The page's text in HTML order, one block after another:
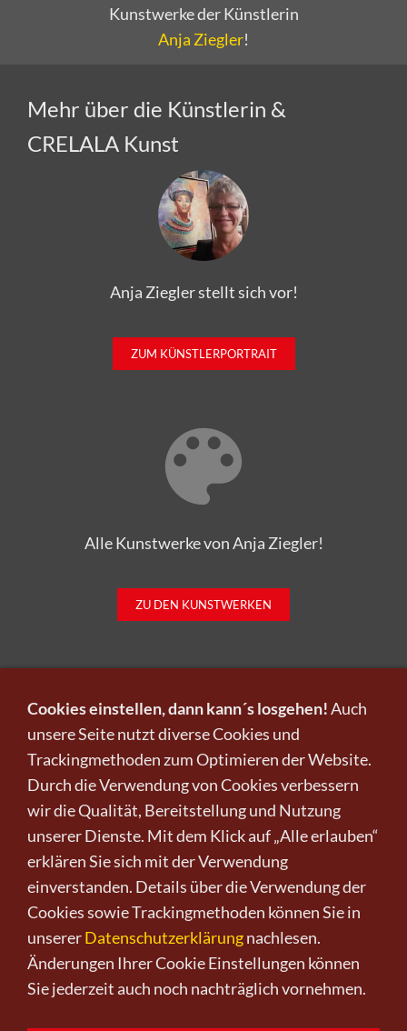
Kunstwerke der Künstlerin
Anja Ziegler!
Mehr über die Künstlerin &
CRELALA Kunst
Anja Ziegler stellt sich vor!
ZUM KÜNSTLERPORTRAIT
Alle Kunstwerke von Anja Ziegler!
ZU DEN KUNSTWERKEN
Infos zu Verkauf und Versand!
Kunst kaufenKunst verkaufen KontaktWirNewsletter Datenschutz
Cookies einstellen, dann kann´s losgehen!Auch
unsere Seite nutzt diverse Cookies und
Trackingmethoden zum Optimieren der Website.
Durch die Verwendung von Cookies verbessern
wir die Qualität, Bereitstellung und Nutzung
unserer Dienste. Mit dem Klick auf „Alle erlauben“
erklären Sie sich mit der Verwendung
einverstanden. Details über die Verwendung der
Cookies sowie Trackingmethoden können Sie in
unsererDatenschutzerklärungnachlesen.
Änderungen Ihrer Cookie Einstellungen können
Sie jederzeit auch noch nachträglich vornehmen.